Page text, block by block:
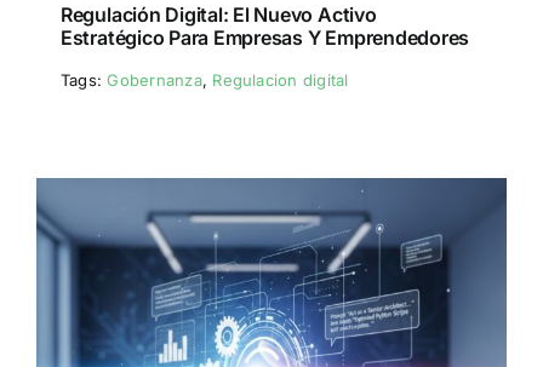
Regulación Digital: El Nuevo Activo
Estratégico Para Empresas Y Emprendedores
Tags:Gobernanza, Regulacion digital